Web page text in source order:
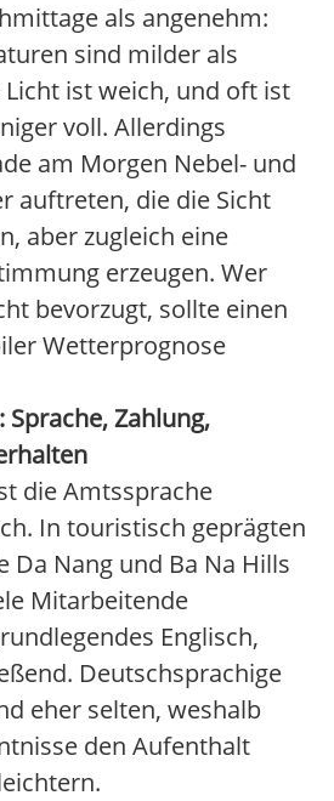
als angenehm:
sind milder als
ist weich, und oft ist
voll. Allerdings
am Morgen Nebel- und
auftreten, die die Sicht
aber zugleich eine
erzeugen. Wer
bevorzugt, sollte einen
Wetterprognose
Sprache, Zahlung,
die Amtssprache
In touristisch geprägten
Da Nang und Ba Na Hills
Mitarbeitende
Englisch,
Deutschsprachige
eher selten, weshalb
den Aufenthalt